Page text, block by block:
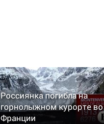
Россиянка погибла на
горнолыжном курорте во
Франции